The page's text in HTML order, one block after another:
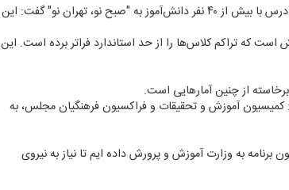
به گزارش پایگاه اطلاع رسانی رادیو تهران، عبدالوحید فیاضی درباره خبری مبنی بر وجود ۷ هزار كلاس درس با بیش از ۴۰ نفر دانش‌آموز به "صبح نو، تهران نو" گفت: این
كه تراكم كلاس‌ها را از حد استاندارد فراتر برده است. این
از چنین آمارهایی است.
آموزش و تحقیقات و فراكسیون فرهنگیان مجلس، به
نهایی شدن مجوز استخدام برای ۳۰ هزار نفر گفت: مجوزهای دیگری در بودجه۴۰۴ و قانون برنامه به وزارت آموزش و پرورش داده ایم تا نیاز به نیروی